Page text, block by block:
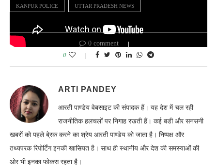
KANPUR POLICE UTTAR PRADESH NEWS
0 comment
0
ARTI PANDEY
आरती पाण्डेय वेबसाइट की संपादक हैं। यह देश में चल रही
राजनीतिक हलचलों पर निगाह रखती हैं। कई बडी और सनसनी
खबरों को पहले बे्रक करने का श्रेय आरती पाण्डेय को जाता है। निष्पक्ष और
तथ्यपरक रिपोर्टिंग इनकी खासियत है। साथ ही स्थानीय और देश की समस्याओं की
ओर भी इनका फोकस रहता है।